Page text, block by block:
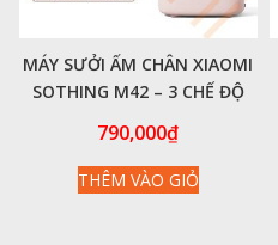
MÁY SƯỞI ẤM CHÂN XIAOMI
SOTHING M42 – 3 CHẾ ĐỘ
790,000₫
THÊM VÀO GIỎ